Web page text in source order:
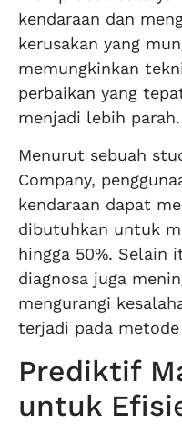
kendaraan dan
kerusakan yang
memungkinkan
perbaikan yang
menjadi lebih parah.
Menurut sebuah
Company,
kendaraan dapat
dibutuhkan untuk
hingga 50%. Selain
diagnosa juga
mengurangi
terjadi pada
Prediktif
untuk